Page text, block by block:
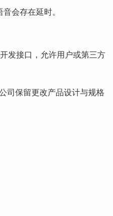
会存在延时。
接口，允许用户或第三方
保留更改产品设计与规格